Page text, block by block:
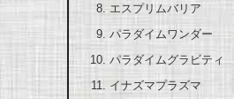
エスプリムバリア
パラダイムワンダー
パラダイムグラビティ
イナズマプラズマ